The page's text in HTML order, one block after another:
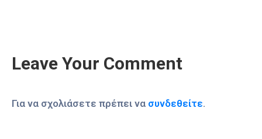
Leave Your Comment
Για να σχολιάσετε πρέπει να συνδεθείτε.